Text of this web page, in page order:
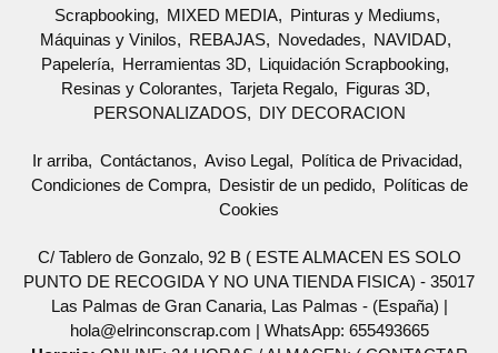
Scrapbooking MIXED MEDIA
Pinturas y Mediums
Máquinas y Vinilos
REBAJAS Novedades
NAVIDAD
Papelería
Herramientas 3D
Liquidación Scrapbooking
Resinas y Colorantes
Tarjeta Regalo
Figuras 3D
PERSONALIZADOS
DIY DECORACION
Ir arriba Contáctanos Aviso Legal
Política de Privacidad
Condiciones de Compra
Desistir de un pedido
Políticas de
Cookies
C/ Tablero de Gonzalo, 92 B ( ESTE ALMACEN ES SOLO
PUNTO DE RECOGIDA Y NO UNA TIENDA FISICA) - 35017
Las Palmas de Gran Canaria, Las Palmas - (España) |
hola@elrinconscrap.com | WhatsApp: 655493665